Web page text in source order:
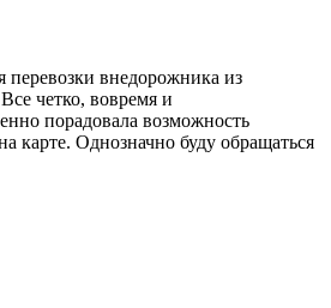
перевозки внедорожника из
четко, вовремя и
порадовала возможность
карте. Однозначно буду обращаться